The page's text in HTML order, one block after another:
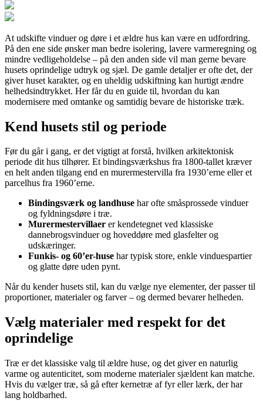
At udskifte vinduer og døre i et ældre hus kan være en udfordring.
På den ene side ønsker man bedre isolering, lavere varmeregning og
mindre vedligeholdelse – på den anden side vil man gerne bevare
husets oprindelige udtryk og sjæl. De gamle detaljer er ofte det, der
giver huset karakter, og en uheldig udskiftning kan hurtigt ændre
helhedsindtrykket. Her får du en guide til, hvordan du kan
modernisere med omtanke og samtidig bevare de historiske træk.
Kend husets stil og periode
Før du går i gang, er det vigtigt at forstå, hvilken arkitektonisk
periode dit hus tilhører. Et bindingsværkshus fra 1800-tallet kræver
en helt anden tilgang end en murermestervilla fra 1930’erne eller et
parcelhus fra 1960’erne.
Bindingsværk og landhuse har ofte småsprossede vinduer
og fyldningsdøre i træ.
Murermestervillaer er kendetegnet ved klassiske
dannebrogsvinduer og hoveddøre med glasfelter og
udskæringer.
Funkis- og 60’er-huse har typisk store, enkle vinduespartier
og glatte døre uden pynt.
Når du kender husets stil, kan du vælge nye elementer, der passer til
proportioner, materialer og farver – og dermed bevarer helheden.
Vælg materialer med respekt for det
oprindelige
Træ er det klassiske valg til ældre huse, og det giver en naturlig
varme og autenticitet, som moderne materialer sjældent kan matche.
Hvis du vælger træ, så gå efter kernetræ af fyr eller lærk, der har
lang holdbarhed.